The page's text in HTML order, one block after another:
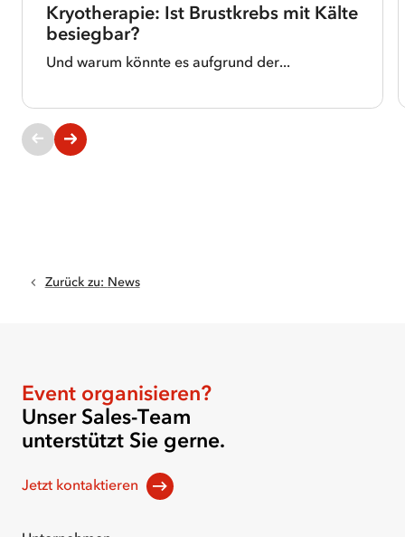
Kryotherapie: Ist Brustkrebs mit Kälte
besiegbar?
Und warum könnte es aufgrund der...
Zurück zu: News
Event organisieren?
Unser Sales-Team
unterstützt Sie gerne.
Jetzt kontaktieren